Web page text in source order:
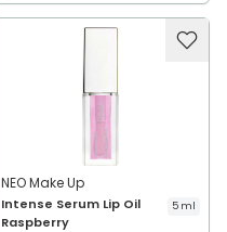
NEO Make Up
Intense Serum Lip Oil
Raspberry
5 ml